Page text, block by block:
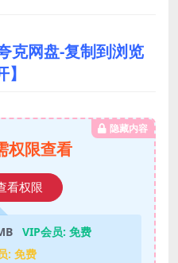
克网盘-复制到浏览
隐藏内容
权限查看
看权限
VIP会员: 免费
: 免费